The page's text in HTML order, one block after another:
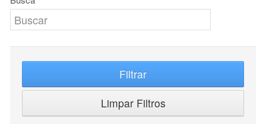
Filtrar
Limpar Filtros